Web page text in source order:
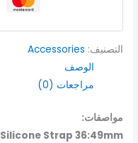
التصنيف: Accessories
الوصف
مراجعات (0)
مواصفات:
Strap 36:49mm